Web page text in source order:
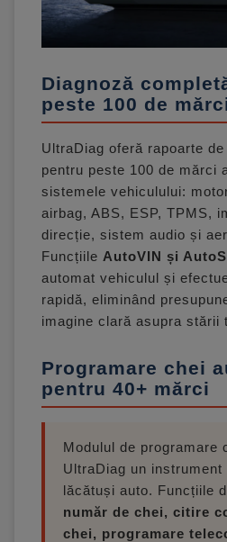
Diagnoză
peste 100 de
UltraDiag oferă rapoarte
pentru peste 100 de mărci
sistemele vehiculului:
airbag, ABS, ESP, TPMS,
direcție, sistem audio și
Funcțiile AutoVIN și
automat vehiculul și
rapidă, eliminând
imagine clară asupra stării
Programare chei
pentru 40+ mărci
Modulul de programare
UltraDiag un instrument
lăcătuși auto. Funcțiile
număr de chei, citire
chei, programare